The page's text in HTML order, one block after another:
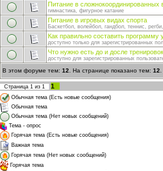
Питание в сложнокоординированных
гимнастика, фигурное катание
Питание в игровых видах спорта
Баскетбол, волейбол, гандбол, теннис,
Как правильно составить программу
доступно только для зарегистрированных
Что нужно есть до и досле тренировок
доступно для зарегистрированных
В этом форуме тем: 12 . На странице показано тем: 12
Страница 1 из 1 1
Обычная тема (Есть новые сообщения)
Обычная тема
Обычная тема (Нет новых сообщений)
Тема - опрос
Горячая тема (Есть новые сообщения)
Важная тема
Горячая тема (Нет новых сообщений)
Горячая тема